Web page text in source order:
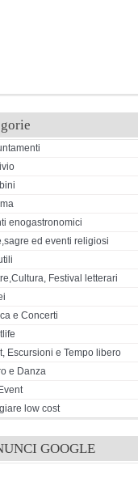
enogastronomici
ed eventi religiosi
Festival letterari
e Concerti
Escursioni e Tempo libero
e Danza
low cost
GOOGLE